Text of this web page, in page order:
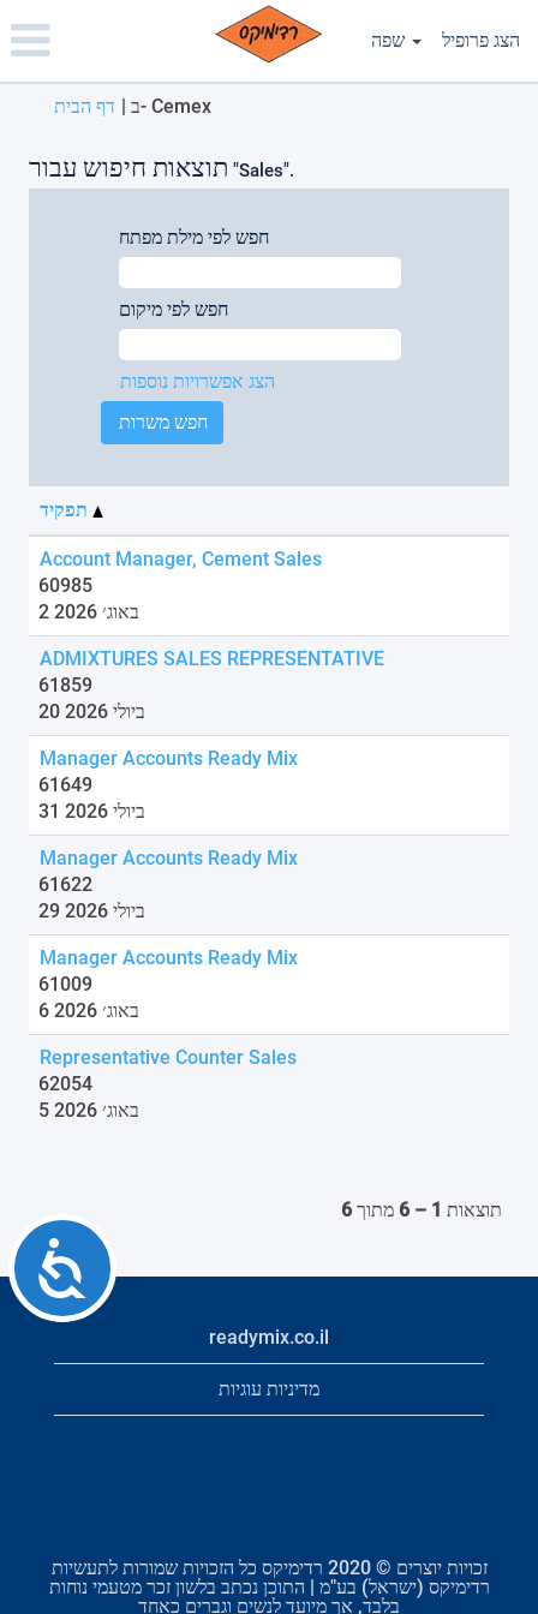
note:
This
website
includes
accessibility
system.
Accessibility
הצג פרופיל
דף הבית | ב- Cemex(דף
תוצאות חיפוש עבור "Sales".
חפש לפי מילת מפתח
חפש לפי מיקום
הצג אפשרויות נוספות
Account Manager, Cement Sales
60985
2 באוג׳ 2026
ADMIXTURES SALES REPRESENTATIVE
61859
20 ביולי 2026
Manager Accounts Ready Mix
61649
31 ביולי 2026
Manager Accounts Ready Mix
61622
29 ביולי 2026
Manager Accounts Ready Mix
61009
6 באוג׳ 2026
Representative Counter Sales
62054
5 באוג׳ 2026
תוצאות 1 – 6 מתוך 6
readymix.co.il
מדיניות עוגיות
זכויות יוצרים © 2020 רדימיקס כל הזכויות שמורות לתעשיות
רדימיקס (ישראל) בע"מ | התוכן נכתב בלשון זכר מטעמי נוחות
בלבד, אך מיועד לנשים וגברים כאחד